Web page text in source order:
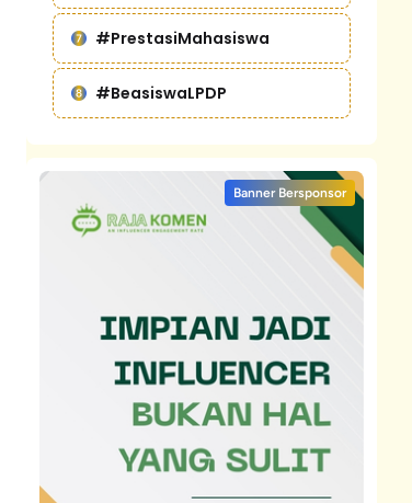
#PrestasiMahasiswa
#BeasiswaLPDP
Banner Bersponsor